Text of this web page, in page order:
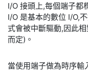
I/O 接頭上,每個端子都
I/O 是基本的數位 I/O,
式會被中斷驅動,因此
而定)。
當使用端子做為時序輸